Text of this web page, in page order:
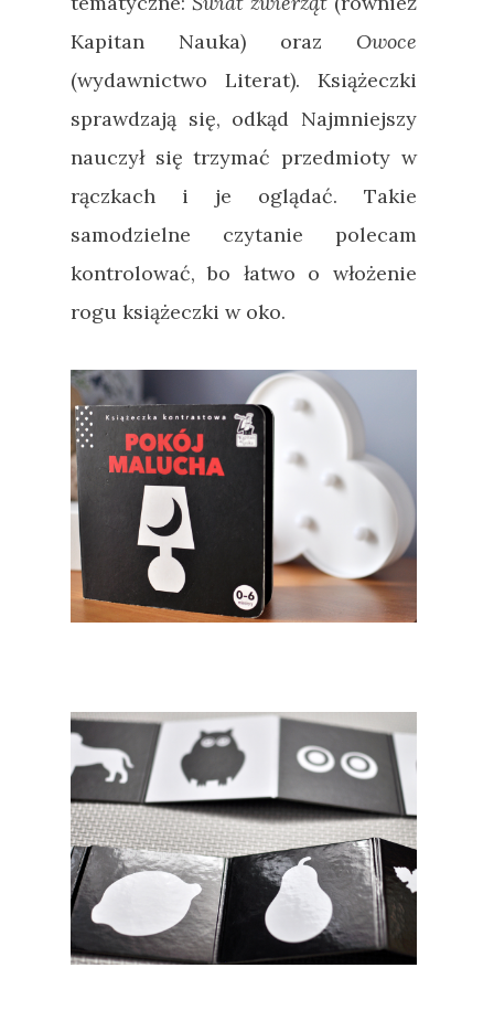
Kapitan Nauka) oraz Owoce
(wydawnictwo Literat). Książeczki
sprawdzają się, odkąd Najmniejszy
nauczył się trzymać przedmioty w
rączkach i je oglądać. Takie
samodzielne czytanie polecam
kontrolować, bo łatwo o włożenie
rogu książeczki w oko.